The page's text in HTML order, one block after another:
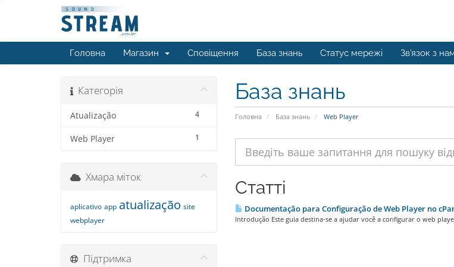
Головна Магазин Сповіщення База знань Статус мережі Зв'язок з
База знань
Головна База знань Web Player
Категорія
4
Atualização
1
Web Player
Статті
Documentação para Configuração de Web Player no
Introdução Este guia destina-se a ajudar você a configurar o web
Хмара міток
aplicativo app atualização site
webplayer
Підтримка